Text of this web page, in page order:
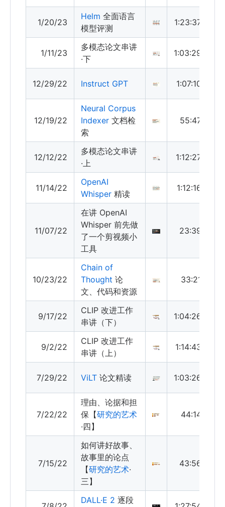
1/20/23
Helm 全面语言
模型评测
1:23:37
1/11/23
多模态论文串讲
·下
1:03:29
12/29/22 Instruct GPT 1:07:10
12/19/22
Neural Corpus
Indexer 文档检
索
55:47
12/12/22
多模态论文串讲
·上
1:12:27
11/14/22
OpenAI
Whisper 精读
1:12:16
11/07/22
在讲 OpenAI
Whisper 前先做
了一个剪视频小
工具
23:39
10/23/22
Chain of
Thought 论
文、代码和资源
33:21
9/17/22
CLIP 改进工作
串讲（下）
1:04:26
9/2/22
CLIP 改进工作
串讲（上）
1:14:43
7/29/22 ViLT 论文精读 1:03:26
7/22/22
理由、论据和担
保【研究的艺术
·四】
44:14
7/15/22
如何讲好故事、
故事里的论点
【研究的艺术·
三】
43:56
DALL·E 2 逐段